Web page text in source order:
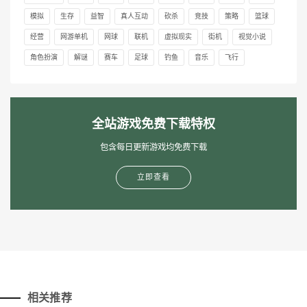
模拟 生存 益智 真人互动 砍杀 竞技 策略 篮球
经营 网游单机 网球 联机 虚拟现实 街机 视觉小说
角色扮演 解谜 赛车 足球 钓鱼 音乐 飞行
全站游戏免费下载特权
包含每日更新游戏均免费下载
立即查看
相关推荐